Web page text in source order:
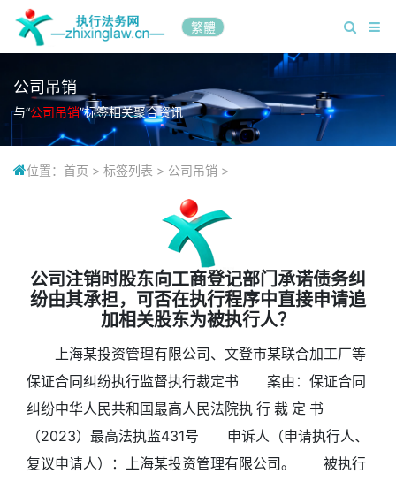
繁體
公司吊销
与“公司吊销”标签相关聚合资讯
位置： 首页 > 标签列表 > 公司吊销 >
公司注销时股东向工商登记部门承诺债务纠
纷由其承担，可否在执行程序中直接申请追
加相关股东为被执行人？
上海某投资管理有限公司、文登市某联合加工厂等
保证合同纠纷执行监督执行裁定书 案由：保证合同
纠纷中华人民共和国最高人民法院执 行 裁 定 书
（2023）最高法执监431号 申诉人（申请执行人、
复议申请人）：上海某投资管理有限公司。 被执行